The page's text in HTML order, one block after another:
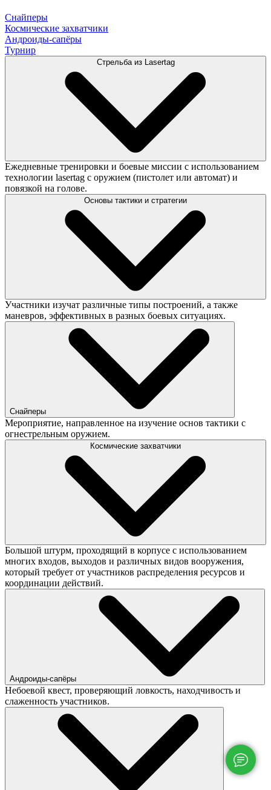
Снайперы
Космические захватчики
Андроиды-сапёры
Турнир
Стрельба из Lasertag
Ежедневные тренировки и боевые миссии с использованием
технологии lasertag с оружием (пистолет или автомат) и
повязкой на голове.
Основы тактики и стратегии
Участники изучат различные типы построений, а также
маневров, эффективных в разных боевых ситуациях.
Снайперы
Мероприятие, направленное на изучение основ тактики с
огнестрельным оружием.
Космические захватчики
Большой штурм, проходящий в корпусе с использованием
многих входов, выходов и различных видов вооружения,
который требует от участников распределения ресурсов и
координации действий.
Андроиды-сапёры
Небоевой квест, проверяющий ловкость, находчивость и
слаженность участников.